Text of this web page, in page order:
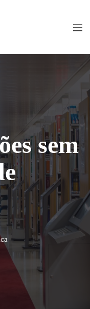
sem